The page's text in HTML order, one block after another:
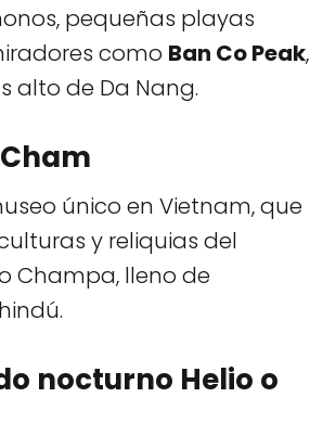
pequeñas playas
como Ban Co Peak,
alto de Da Nang.
único en Vietnam, que
y reliquias del
Champa, lleno de
nocturno Helio o